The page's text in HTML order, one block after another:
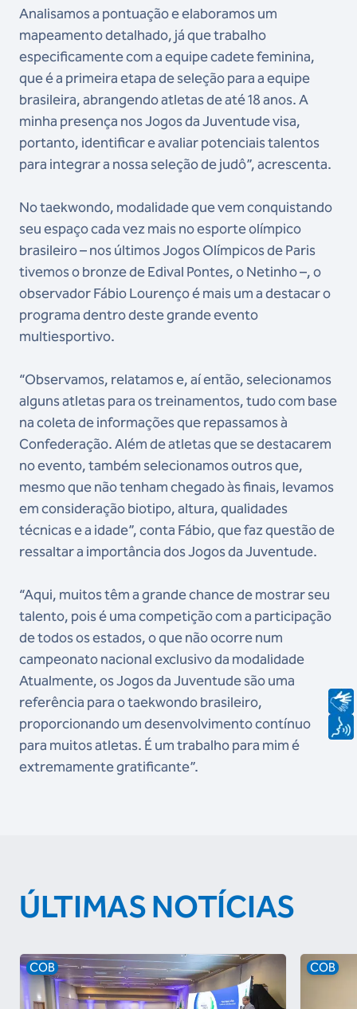
Analisamos a pontuação e elaboramos um
mapeamento detalhado, já que trabalho
especificamente com a equipe cadete feminina,
que é a primeira etapa de seleção para a equipe
brasileira, abrangendo atletas de até 18 anos. A
minha presença nos Jogos da Juventude visa,
portanto, identificar e avaliar potenciais talentos
para integrar a nossa seleção de judô”, acrescenta.
No taekwondo, modalidade que vem conquistando
seu espaço cada vez mais no esporte olímpico
brasileiro – nos últimos Jogos Olímpicos de Paris
tivemos o bronze de Edival Pontes, o Netinho –, o
observador Fábio Lourenço é mais um a destacar o
programa dentro deste grande evento
multiesportivo.
“Observamos, relatamos e, aí então, selecionamos
alguns atletas para os treinamentos, tudo com base
na coleta de informações que repassamos à
Confederação. Além de atletas que se destacarem
no evento, também selecionamos outros que,
mesmo que não tenham chegado às finais, levamos
em consideração biotipo, altura, qualidades
técnicas e a idade”, conta Fábio, que faz questão de
ressaltar a importância dos Jogos da Juventude.
“Aqui, muitos têm a grande chance de mostrar seu
talento, pois é uma competição com a participação
de todos os estados, o que não ocorre num
campeonato nacional exclusivo da modalidade
Atualmente, os Jogos da Juventude são uma
referência para o taekwondo brasileiro,
proporcionando um desenvolvimento contínuo
para muitos atletas. É um trabalho para mim é
extremamente gratificante”.
ÚLTIMAS NOTÍCIAS
COB COB